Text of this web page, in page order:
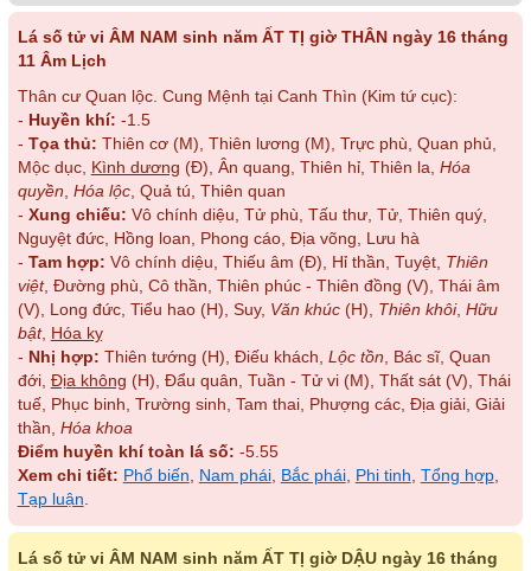
Lá số tử vi ÂM NAM sinh năm ẤT TỊ giờ THÂN ngày 16 tháng
11 Âm Lịch
Thân cư Quan lộc. Cung Mệnh tại Canh Thìn (Kim tứ cục):
- Huyền khí: -1.5
- Tọa thủ: Thiên cơ (M), Thiên lương (M), Trực phù, Quan phủ,
Mộc dục, Kình dương (Đ), Ân quang, Thiên hỉ, Thiên la, Hóa
quyền Hóa lộc, Quả tú, Thiên quan
- Xung chiếu: Vô chính diệu, Tử phù, Tấu thư, Tử, Thiên quý,
Nguyệt đức, Hồng loan, Phong cáo, Địa võng, Lưu hà
- Tam hợp: Vô chính diệu, Thiếu âm (Đ), Hỉ thần, Tuyệt, Thiên
việt, Đường phù, Cô thần, Thiên phúc - Thiên đồng (V), Thái âm
(V), Long đức, Tiểu hao (H), Suy, Văn khúc(H), Thiên khôi, Hữu
bật, Hóa kỵ
- Nhị hợp: Thiên tướng (H), Điếu khách, Lộc tồn , Bác sĩ, Quan
đới, Địa không (H), Đẩu quân, Tuần - Tử vi (M), Thất sát (V), Thái
tuế, Phục binh, Trường sinh, Tam thai, Phượng các, Địa giải, Giải
thần, Hóa khoa
Điểm huyền khí toàn lá số: -5.55
Xem chi tiết: Phổ biến Nam phái, Bắc phái, Phi tinh Tổng hợp,
Tạp luận
Lá số tử vi ÂM NAM sinh năm ẤT TỊ giờ DẬU ngày 16 tháng